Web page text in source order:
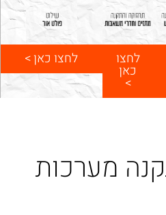
לחצו
כאן
>
לחצו כאן >
מערכות